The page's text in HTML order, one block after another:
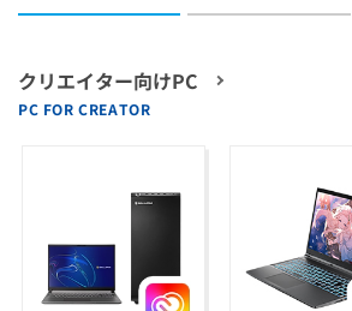
クリエイター向けPC
PC FOR CREATOR